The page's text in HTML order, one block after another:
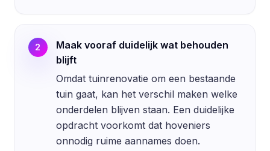
2
Maak vooraf duidelijk wat behouden
blijft
Omdat tuinrenovatie om een bestaande
tuin gaat, kan het verschil maken welke
onderdelen blijven staan. Een duidelijke
opdracht voorkomt dat hoveniers
onnodig ruime aannames doen.